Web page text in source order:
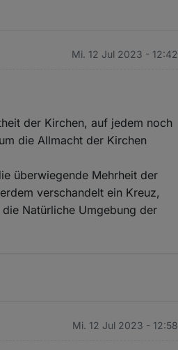
Mi. 12 Jul 2023 - 12:42
der Kirchen, auf jedem noch
die Allmacht der Kirchen
überwiegende Mehrheit der
verschandelt ein Kreuz,
Natürliche Umgebung der
Mi. 12 Jul 2023 - 12:58